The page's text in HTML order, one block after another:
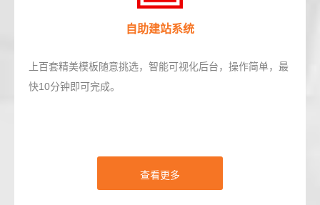
自助建站系统
上百套精美模板随意挑选，智能可视化后台，操作简单，最
快10分钟即可完成。
查看更多